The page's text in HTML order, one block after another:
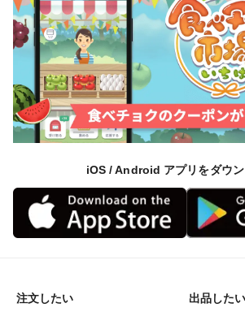
iOS / Android アプリをダウ
注文したい 出品したい